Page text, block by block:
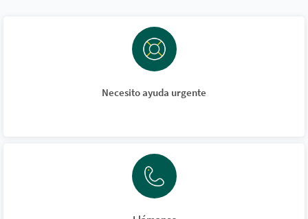
Necesito ayuda urgente